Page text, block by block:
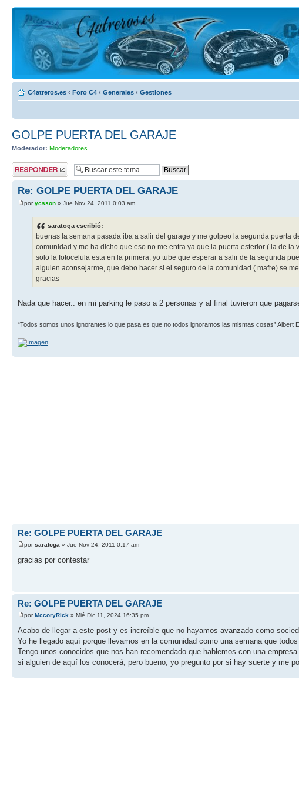
C4atreros.es ‹ Foro C4 ‹ Generales ‹ Gestiones
GOLPE PUERTA DEL GARAJE
Moderador: Moderadores
Publicar una
respuesta
Re: GOLPE PUERTA DEL GARAJE
porycsson » Jue Nov 24, 2011 0:03 am
saratoga escribió:
buenas la semana pasada iba a salir del garage y me golpeo la segunda puerta
comunidad y me ha dicho que eso no me entra ya que la puerta esterior ( la de
solo la fotocelula esta en la primera, yo tube que esperar a salir de la segunda
alguien aconsejarme, que debo hacer si el seguro de la comunidad ( mafre) se
gracias
Nada que hacer.. en mi parking le paso a 2 personas y al final tuvieron que
“Todos somos unos ignorantes lo que pasa es que no todos ignoramos las mismas cosas” Albert
Re: GOLPE PUERTA DEL GARAJE
porsaratoga » Jue Nov 24, 2011 0:17 am
gracias por contestar
Re: GOLPE PUERTA DEL GARAJE
porMccoryRick » Mié Dic 11, 2024 16:35 pm
Acabo de llegar a este post y es increíble que no hayamos avanzado como
Yo he llegado aquí porque llevamos en la comunidad como una semana que
Tengo unos conocidos que nos han recomendado que hablemos con una
si alguien de aquí los conocerá, pero bueno, yo pregunto por si hay suerte y me